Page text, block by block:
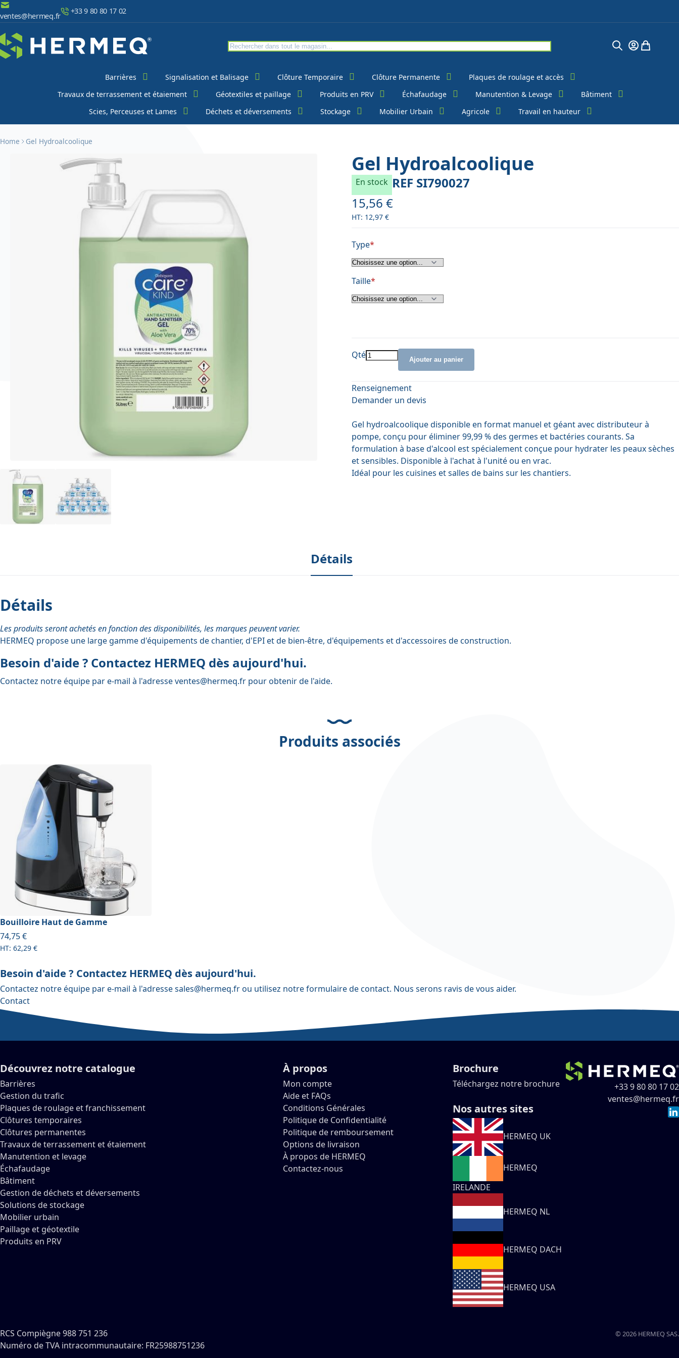
Aller au contenu
ventes@hermeq.fr
+33 9 80 80 17 02
Chercher
Mon Compte
Mon
Barrières Signalisation et Balisage Clôture Temporaire Clôture Permanente
Plaques de roulage et accès
Travaux de terrassement et étaiement
Géotextiles et paillage Produits en PRV Échafaudage Manutention & Levage
Bâtiment
Scies, Perceuses et Lames
Déchets et déversements Stockage Mobilier Urbain Agricole Travail en hauteur
Home Gel Hydroalcoolique
Gel Hydroalcoolique
En stock REF SI790027
À partir de
15,56 €
12,97 €
Type
Taille
Qté Ajouter au panier
Renseignement
Demander un devis
Gel hydroalcoolique disponible en format manuel et géant avec distributeur à
pompe, conçu pour éliminer 99,99 % des germes et bactéries courants. Sa
formulation à base d'alcool est spécialement conçue pour hydrater les peaux sèches
et sensibles. Disponible à l'achat à l'unité ou en vrac.
Idéal pour les cuisines et salles de bains sur les chantiers.
Détails
Détails
Les produits seront achetés en fonction des disponibilités, les marques peuvent varier.
HERMEQ propose une large gamme d'équipements de chantier, d'EPI et de bien-être, d'équipements etd'accessoires de construction.
Besoin d'aide ? Contactez HERMEQ dès aujourd'hui.
Contactez notre équipe par e-mail à l'adresseventes@hermeq.fr pour obtenir de l'aide.
Produits associés
Bouilloire Haut de Gamme
À partir de
74,75 €
62,29 €
Besoin d'aide ? Contactez HERMEQ dès aujourd'hui.
Contactez notre équipe par e-mail à l'adressesales@hermeq.frou utilisez notreformulaire de contact. Nous serons ravis de vous aider.
Contact
Découvrez notre catalogue
Barrières
Gestion du trafic
Plaques de roulage et franchissement
Clôtures temporaires
Clôtures permanentes
Travaux de terrassement et étaiement
Manutention et levage
Échafaudage
Bâtiment
Gestion de déchets et déversements
Solutions de stockage
Mobilier urbain
Paillage et géotextile
Produits en PRV
À propos
Mon compte
Aide et FAQs
Conditions Générales
Politique de Confidentialité
Politique de remboursement
Options de livraison
À propos de HERMEQ
Contactez-nous
Brochure
Téléchargez notre brochure
Nos autres sites
HERMEQ UK
HERMEQ
IRELANDE
HERMEQ NL
HERMEQ DACH
HERMEQ USA
+33 9 80 80 17 02
ventes@hermeq.fr
RCS Compiègne 988 751 236
Numéro de TVA intracommunautaire: FR25988751236
© 2026 HERMEQ SAS.